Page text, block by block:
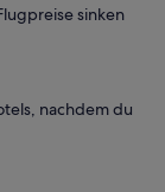
sinken
nachdem du